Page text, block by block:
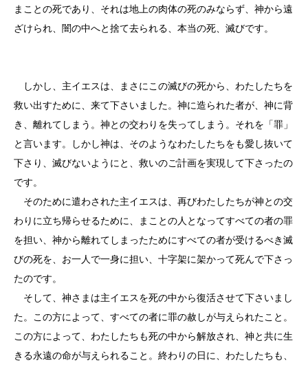
まことの死であり、それは地上の肉体の死のみならず、神から遠
ざけられ、闇の中へと捨て去られる、本当の死、滅びです。
しかし、主イエスは、まさにこの滅びの死から、わたしたちを
救い出すために、来て下さいました。神に造られた者が、神に背
き、離れてしまう。神との交わりを失ってしまう。それを「罪」
と言います。しかし神は、そのようなわたしたちをも愛し抜いて
下さり、滅びないようにと、救いのご計画を実現して下さったの
です。
そのために遣わされた主イエスは、再びわたしたちが神との交
わりに立ち帰らせるために、まことの人となってすべての者の罪
を担い、神から離れてしまったためにすべての者が受けるべき滅
びの死を、お一人で一身に担い、十字架に架かって死んで下さっ
たのです。
そして、神さまは主イエスを死の中から復活させて下さいまし
た。この方によって、すべての者に罪の赦しが与えられたこと。
この方によって、わたしたちも死の中から解放され、神と共に生
きる永遠の命が与えられること。終わりの日に、わたしたちも、